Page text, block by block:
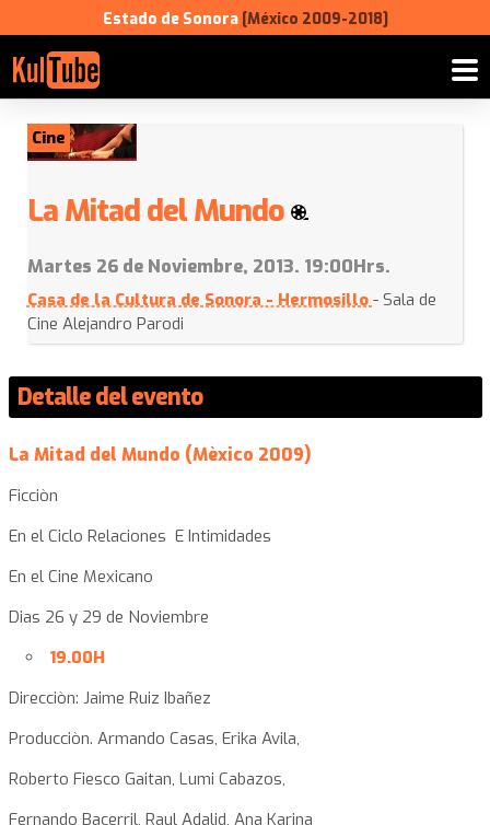
Estado de Sonora [México 2009-2018]
Cine
La Mitad del Mundo
Martes 26 de Noviembre, 2013. 19:00Hrs.
Casa de la Cultura de Sonora - Hermosillo - Sala de
Cine Alejandro Parodi
Detalle del evento
La Mitad del Mundo (Mèxico 2009)
Ficciòn
En el Ciclo Relaciones E Intimidades
En el Cine Mexicano
Dias 26 y 29 de Noviembre
19.00H
Direcciòn: Jaime Ruiz Ibañez
Producciòn. Armando Casas, Erika Avila,
Roberto Fiesco Gaitan, Lumi Cabazos,
Fernando Bacerril, Raul Adalid, Ana Karina